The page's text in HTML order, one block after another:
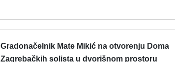
Gradonačelnik Mate Mikić na otvorenju Doma
Zagrebačkih solista u dvorišnom prostoru